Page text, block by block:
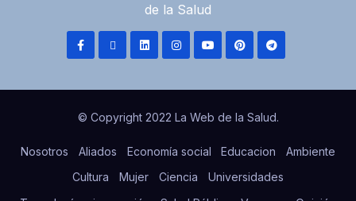
de la Salud
© Copyright 2022 La Web de la Salud.
Nosotros Aliados Economía social Educacion
Ambiente
Cultura
Mujer Ciencia
Universidades